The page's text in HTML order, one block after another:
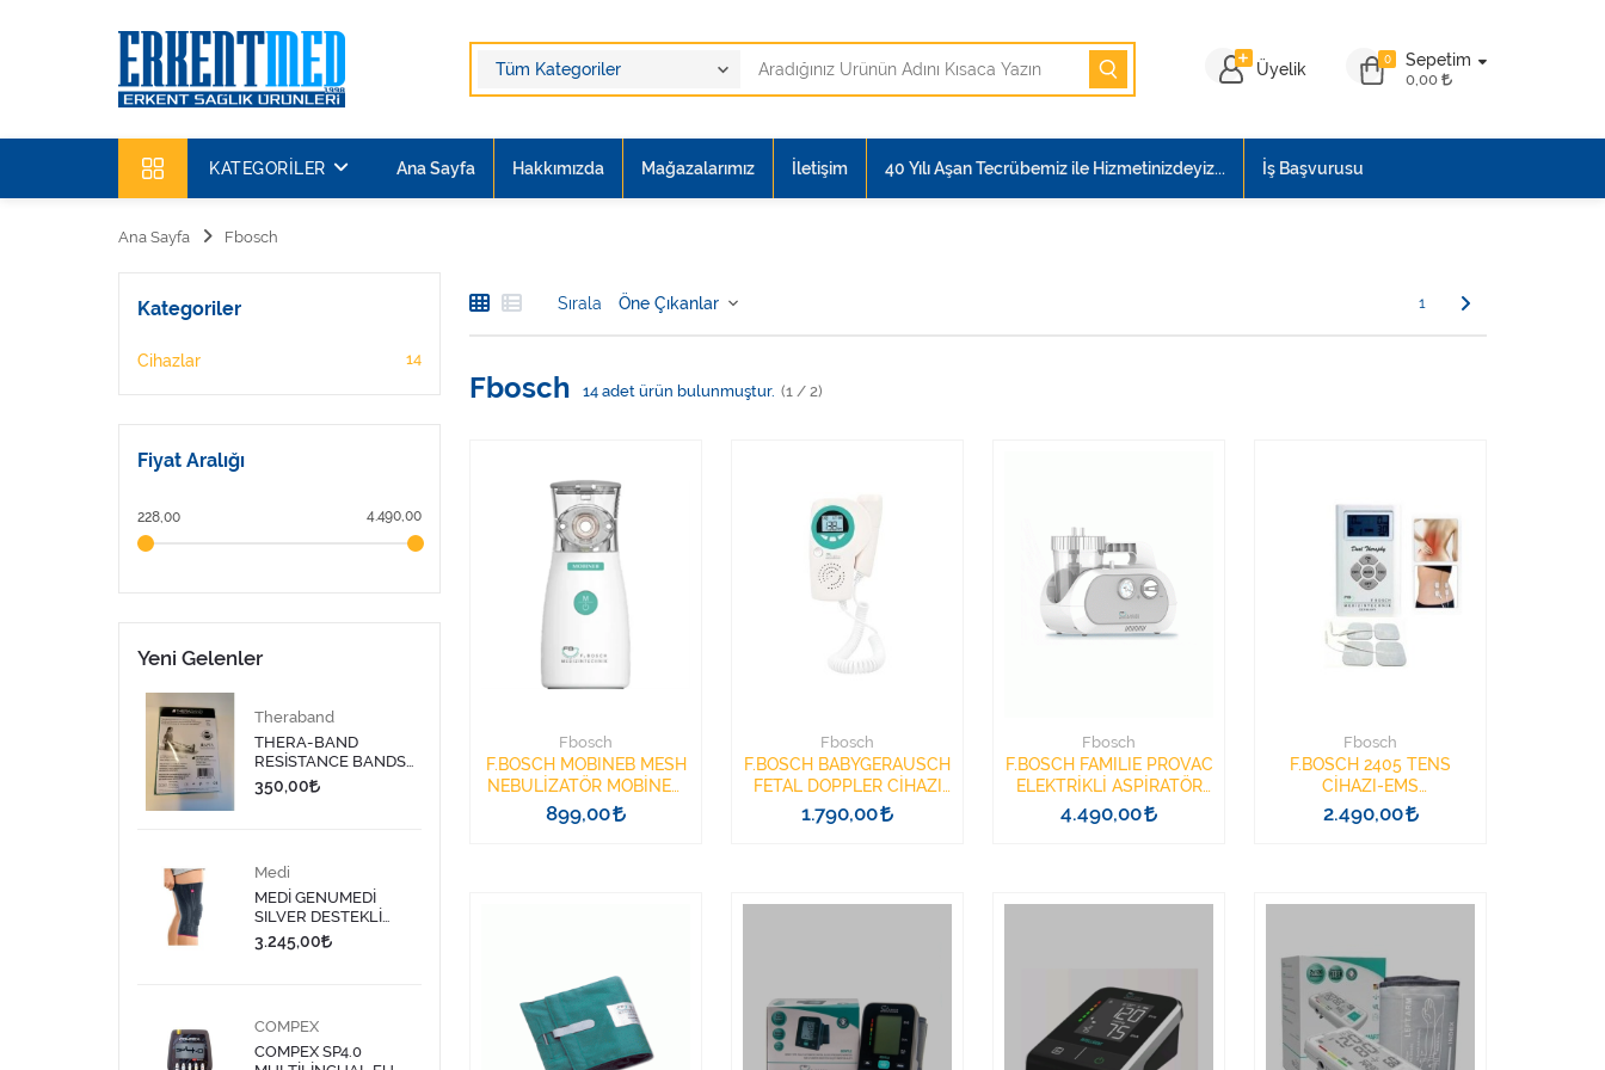
0 Sepetim
0,00
Üyelik
KATEGORILER Ana Sayfa Hakkımızda Mağazalarımız İletişim 40 Yılı Aşan Tecrübemiz ile Hizmetinizdeyiz... İş Başvurusu
Ana Sayfa Fbosch
Sırala 1
Fbosch 14 adet ürün bulunmuştur. (1 / 2)
Fbosch
F.BOSCH MOBINEB MESH
NEBULİZATÖR MOBİNEM
MESH NEBULİZER
899,00
Fbosch
F.BOSCH BABYGERAUSCH
FETAL DOPPLER CİHAZI
FETAL DOPLER
1.790,00
Fbosch
F.BOSCH FAMILIE PROVAC
ELEKTRİKLİ ASPİRATÖR
CİHAZI 202011
4.490,00
Fbosch
F.BOSCH 2405 TENS
CİHAZI-EMS
ELEKTRONİKSEL
STİMULATÖR
2.490,00
Kategoriler
Cihazlar 14
Fiyat Aralığı
228,00 4.490,00
Yeni Gelenler
Theraband
THERA-BAND
RESİSTANCE BANDS
DISPENSER/DİRENÇ
BANDI LATEKS 1,5
350,00
Medi
MEDİ GENUMEDİ
SILVER DESTEKLİ
DİZLİK 613 - 9
3.245,00
COMPEX
COMPEX SP4.0